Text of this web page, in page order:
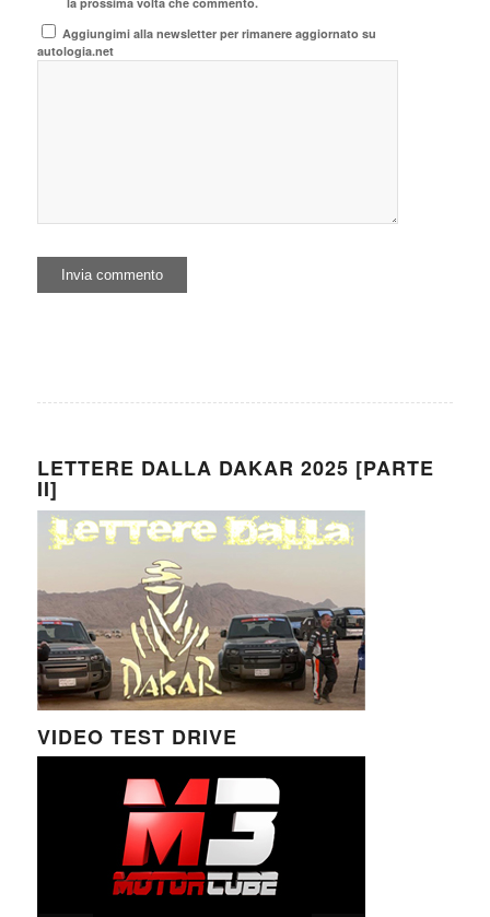
Aggiungimi alla newsletter per rimanere aggiornato su
autologia.net
LETTERE DALLA DAKAR 2025 [PARTE
II]
VIDEO TEST DRIVE